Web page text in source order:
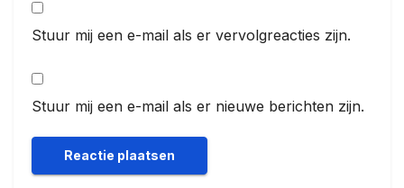
Stuur mij een e-mail als er vervolgreacties zijn.
Stuur mij een e-mail als er nieuwe berichten zijn.